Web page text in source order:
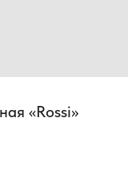
«Rossi»